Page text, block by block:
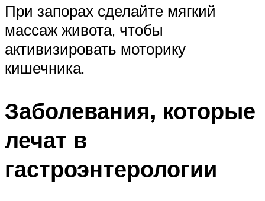
При запорах сделайте мягкий
массаж живота, чтобы
активизировать моторику
кишечника.
Заболевания, которые
лечат в
гастроэнтерологии